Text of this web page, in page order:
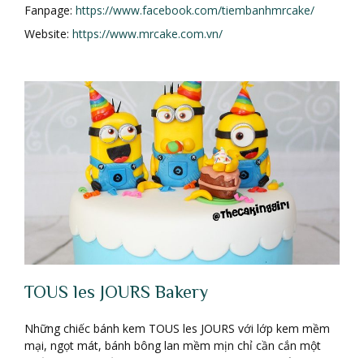
Fanpage: https://www.facebook.com/tiembanhmrcake/
Website: https://www.mrcake.com.vn/
TOUS les JOURS Bakery
Những chiếc bánh kem TOUS les JOURS với lớp kem mềm
mại, ngọt mát, bánh bông lan mềm mịn chỉ cần cắn một